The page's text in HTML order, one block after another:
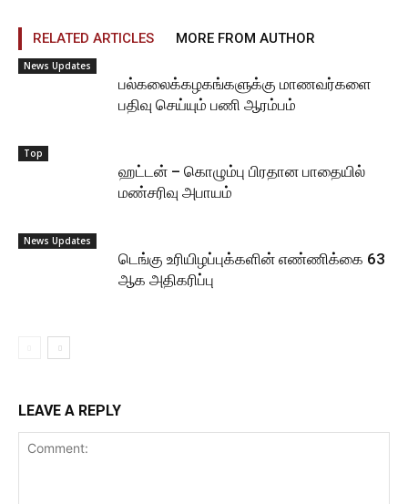
RELATED ARTICLES MORE FROM AUTHOR
News Updates
பல்கலைக்கழகங்களுக்கு மாணவர்களை
பதிவு செய்யும் பணி ஆரம்பம்
Top
ஹட்டன் – கொழும்பு பிரதான பாதையில்
மண்சரிவு அபாயம்
News Updates
டெங்கு உரியிழப்புக்களின் எண்ணிக்கை 63
ஆக அதிகரிப்பு
LEAVE A REPLY